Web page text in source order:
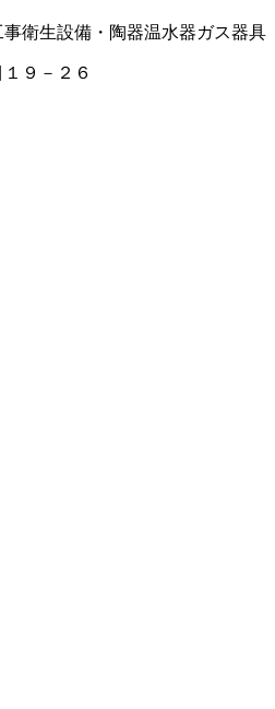
事衛生設備・陶器温水器ガス器具
９－２６